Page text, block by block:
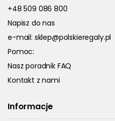
+48 509 086 800
Napisz do nas
e-mail: sklep@polskieregaly.pl
Pomoc:
Nasz poradnik FAQ
Kontakt z nami
Informacje